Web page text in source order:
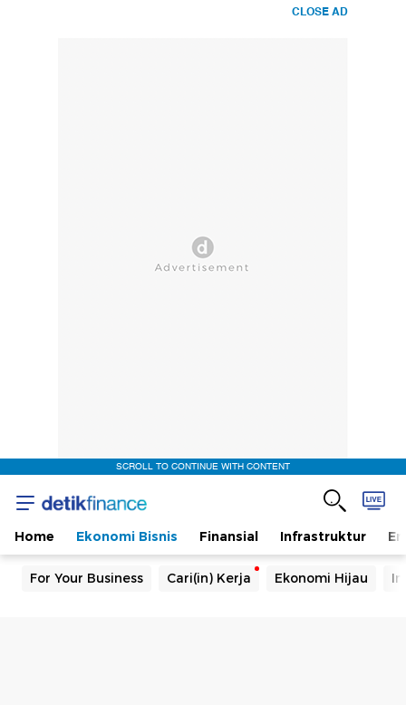
CLOSE AD
SCROLL TO CONTINUE WITH CONTENT
Home Ekonomi Bisnis Finansial Infrastruktur
For Your Business Cari(in) Kerja Ekonomi Hijau